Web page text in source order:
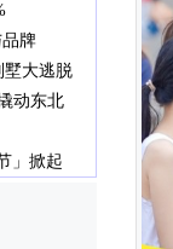
牌
墅大逃脱
动东北
」掀起